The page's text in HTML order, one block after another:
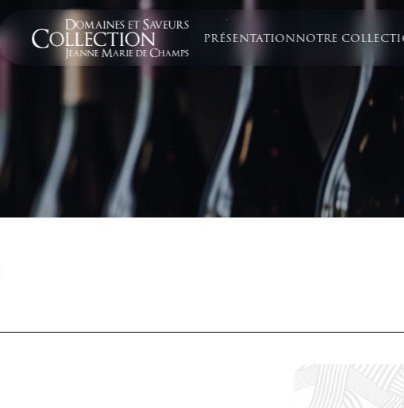
PRÉSENTATIONNOTRE